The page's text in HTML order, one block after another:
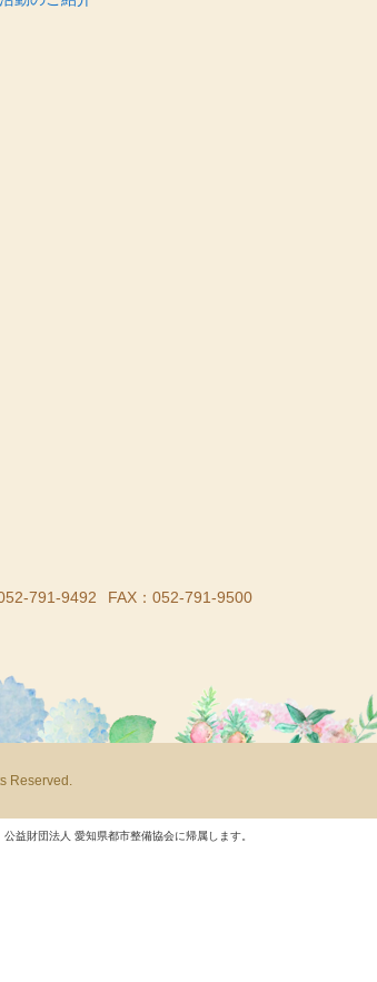
791-9492
FAX：052-791-9500
Reserved.
益財団法人 愛知県都市整備協会に帰属します。